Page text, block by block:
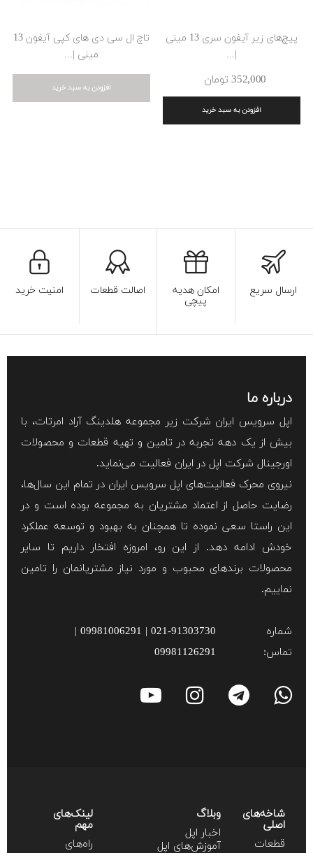
پیچ‌های زیر آیفون سری 13 مینی
|...
352٬000 ‎تومان
افزودن به سبد خرید
تاچ ال سی دی های کپی آیفون 13
مینی |‌...
افزودن به سبد خرید
ارسال سریع امکان هدیه
پیچی
اصالت قطعات امنیت خرید
درباره ما
اپل سرویس ایران شرکت زیر مجموعه هلدینگ آراد امرتات، با
بیش از یک دهه تجربه در تامین و تهیه قطعات و محصولات
اورجینال شرکت اپل در ایران فعالیت می‌نماید.
نیروی محرک فعالیت‌های اپل سرویس ایران در تمام این سال‌ها،
رضایت حاصل از اعتماد مشتریان به مجموعه بوده است و در
این راستا سعی نموده تا همچنان به بهبود و توسعه عملکرد
خودش ادامه دهد. از این رو، امروزه افتخار داریم تا سایر
محصولات برند‌های محبوب و مورد نیاز مشتریانمان را تامین
نماییم.
شماره
تماس:
021-91303730 | 09981006291 |
09981126291
شاخه‌های
اصلی
قطعات
وبلاگ
اخبار اپل
آموزش‌‌های اپل
لینک‌های
مهم
راه‌های